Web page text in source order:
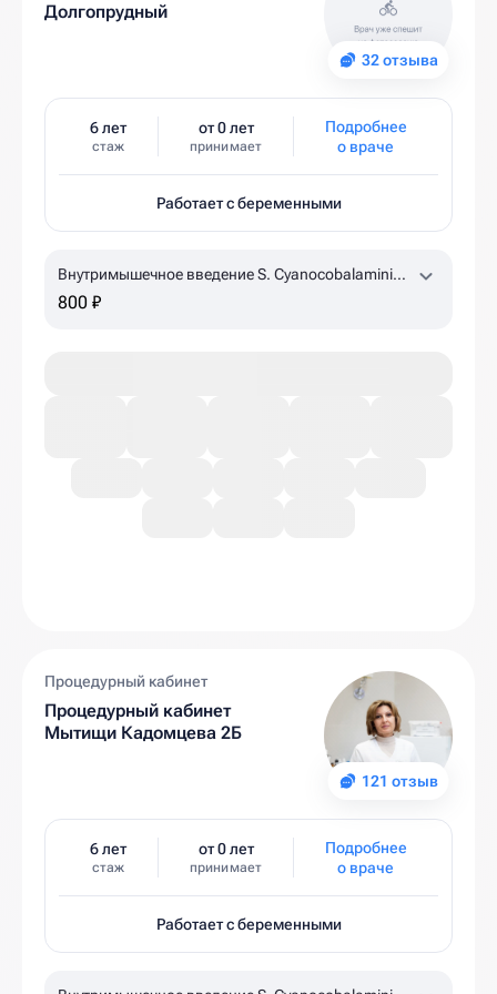
32 отзыва
Долгопрудный
6 лет
стаж
от 0 лет
принимает
Подробнее
о враче
Работает с беременными
Внутримышечное введение S. Cyanocobalamini
500 mcg 1,0 ml
800 ₽
121 отзыв
Процедурный кабинет
Процедурный кабинет
Мытищи Кадомцева 2Б
6 лет
стаж
от 0 лет
принимает
Подробнее
о враче
Работает с беременными